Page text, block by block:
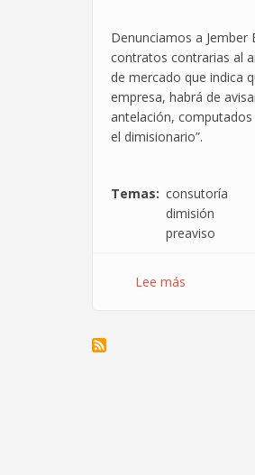
Denunciamos a Jember
contratos contrarias al
de mercado que indica
empresa, habrá de
antelación,
el dimisionario”.
Temas
consutoría
dimisión
preaviso
Lee más